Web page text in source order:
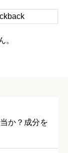
。
か？成分を